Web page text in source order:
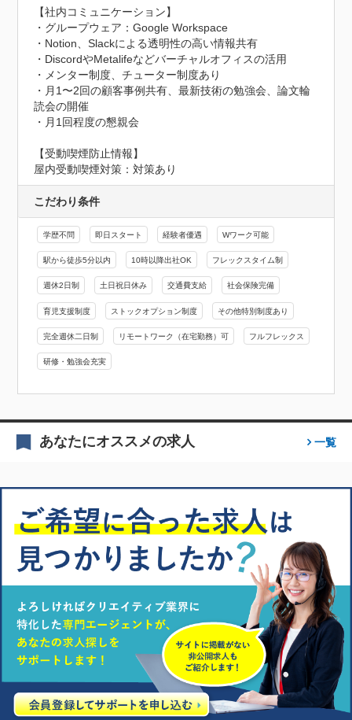
【社内コミュニケーション】
・グループウェア：Google Workspace
・Notion、Slackによる透明性の高い情報共有
・DiscordやMetalifeなどバーチャルオフィスの活用
・メンター制度、チューター制度あり
・月1〜2回の顧客事例共有、最新技術の勉強会、論文輪
読会の開催
・月1回程度の懇親会
【受動喫煙防止情報】
屋内受動喫煙対策：対策あり
こだわり条件
学歴不問 即日スタート 経験者優遇 Wワーク可能
駅から徒歩5分以内 10時以降出社OK フレックスタイム制
週休2日制 土日祝日休み 交通費支給 社会保険完備
育児支援制度 ストックオプション制度 その他特別制度あり
完全週休二日制 リモートワーク（在宅勤務）可 フルフレックス
研修・勉強会充実
あなたにオススメの求人 一覧